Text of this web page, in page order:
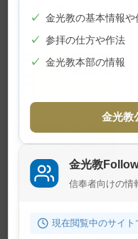
関連記事
✓ 金光教の基本情報や
✓ 参拝の仕方や作法
✓ 金光教本部の情報
金光教
金光教
信奉者向けの情
現在閲覧中のサイト